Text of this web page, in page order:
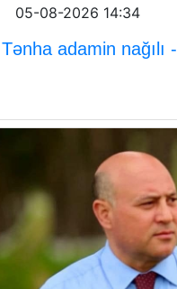
05-08-2026 14:34
Tənha adamin nağılı -